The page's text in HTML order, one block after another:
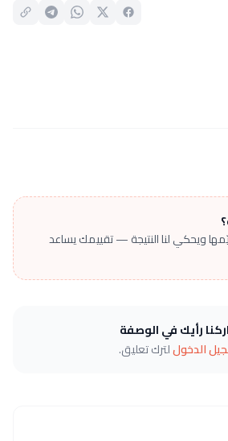
ويحكي لنا النتيجة — تقييمك يساعد
رأيك في الوصفة
الدخوللترك تعليق.